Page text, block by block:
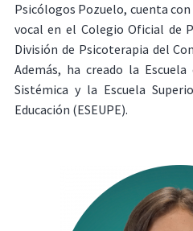
Psicólogos Pozuelo, cuenta
vocal en el Colegio Oficial de
División de Psicoterapia del
Además, ha creado la
Sistémica y la Escuela
Educación (ESEUPE).